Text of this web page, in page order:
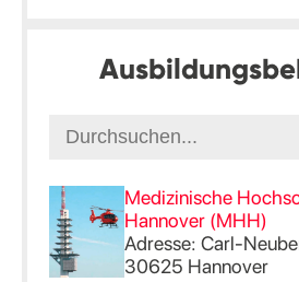
Medizinische
Hannover (MHH)
Adresse: Carl-
30625 Hannover